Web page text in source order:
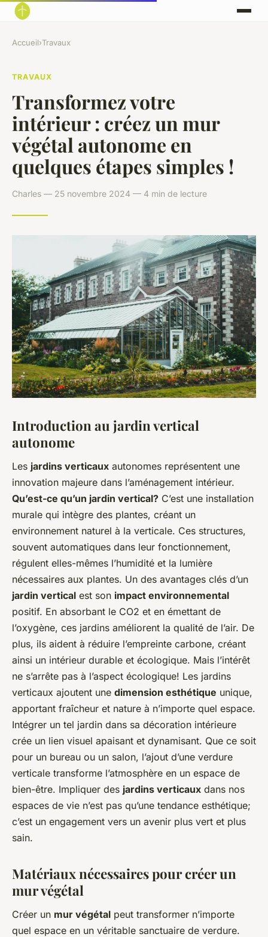
Accueil›Travaux
TRAVAUX
Transformez votre
intérieur : créez un mur
végétal autonome en
quelques étapes simples !
Charles — 25 novembre 2024 — 4 min de lecture
Introduction au jardin vertical
autonome
Les jardins verticaux autonomes représentent une
innovation majeure dans l’aménagement intérieur.
Qu’est-ce qu’un jardin vertical? C’est une installation
murale qui intègre des plantes, créant un
environnement naturel à la verticale. Ces structures,
souvent automatiques dans leur fonctionnement,
régulent elles-mêmes l’humidité et la lumière
nécessaires aux plantes. Un des avantages clés d’un
jardin vertical est son impact environnemental
positif. En absorbant le CO2 et en émettant de
l’oxygène, ces jardins améliorent la qualité de l’air. De
plus, ils aident à réduire l’empreinte carbone, créant
ainsi un intérieur durable et écologique. Mais l’intérêt
ne s’arrête pas à l’aspect écologique! Les jardins
verticaux ajoutent une dimension esthétique unique,
apportant fraîcheur et nature à n’importe quel espace.
Intégrer un tel jardin dans sa décoration intérieure
crée un lien visuel apaisant et dynamisant. Que ce soit
pour un bureau ou un salon, l’ajout d’une verdure
verticale transforme l’atmosphère en un espace de
bien-être. Impliquer des jardins verticaux dans nos
espaces de vie n’est pas qu’une tendance esthétique;
c’est un engagement vers un avenir plus vert et plus
sain.
Matériaux nécessaires pour créer un
mur végétal
Créer un mur végétal peut transformer n’importe
quel espace en un véritable sanctuaire de verdure.